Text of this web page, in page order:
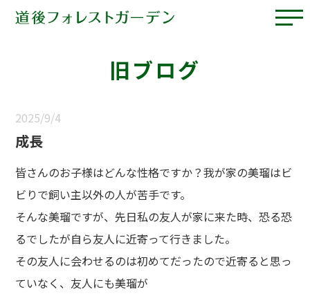
旧ブログ
2025/9/4
成長
皆さんのお子様はどんな性格ですか？我が家の美瑠はビ
ビりで飼い主以外の人が苦手です。
そんな美瑠ですが、先日私の友人が家に来た時、恐る恐
るでしたが自ら友人に近寄って行きました。
その友人に会わせるのは初めてだったので近寄ると思っ
ていなく、友人にも美瑠が